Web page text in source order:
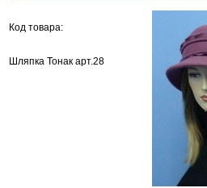
Код товара:
Шляпка Тонак арт.28